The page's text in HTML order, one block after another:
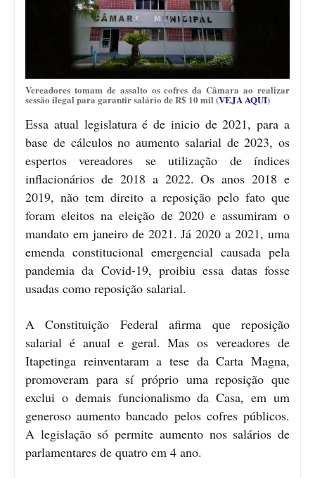
Vereadores tomam de assalto os cofres da Câmara ao realizar
sessão ilegal para garantir salário de R$ 10 mil (VEJA AQUI)
Essa atual legislatura é de inicio de 2021, para a
base de cálculos no aumento salarial de 2023, os
espertos vereadores se utilização de índices
inflacionários de 2018 a 2022. Os anos 2018 e
2019, não tem direito a reposição pelo fato que
foram eleitos na eleição de 2020 e assumiram o
mandato em janeiro de 2021. Já 2020 a 2021, uma
emenda constitucional emergencial causada pela
pandemia da Covid-19, proibiu essa datas fosse
usadas como reposição salarial.
A Constituição Federal afirma que reposição
salarial é anual e geral. Mas os vereadores de
Itapetinga reinventaram a tese da Carta Magna,
promoveram para sí próprio uma reposição que
exclui o demais funcionalismo da Casa, em um
generoso aumento bancado pelos cofres públicos.
A legislação só permite aumento nos salários de
parlamentares de quatro em 4 ano.